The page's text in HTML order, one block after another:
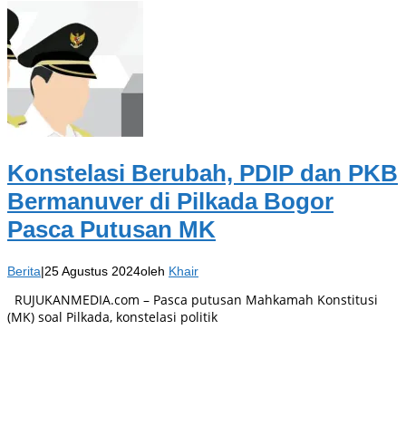
Konstelasi Berubah, PDIP dan PKB
Bermanuver di Pilkada Bogor
Pasca Putusan MK
Berita|25 Agustus 2024oleh Khair
RUJUKANMEDIA.com – Pasca putusan Mahkamah Konstitusi
(MK) soal Pilkada, konstelasi politik